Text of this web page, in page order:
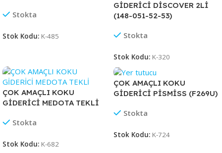
Stokta
Stok Kodu: K-485
GİDERİCİ DİSCOVER 2Lİ
(148-051-52-53)
Stokta
Stok Kodu: K-320
ÇOK AMAÇLI KOKU
GİDERİCİ MEDOTA TEKLİ
Stokta
Stok Kodu: K-682
ÇOK AMAÇLI KOKU
GİDERİCİ PİSMİSS (F269U)
Stokta
Stok Kodu: K-724